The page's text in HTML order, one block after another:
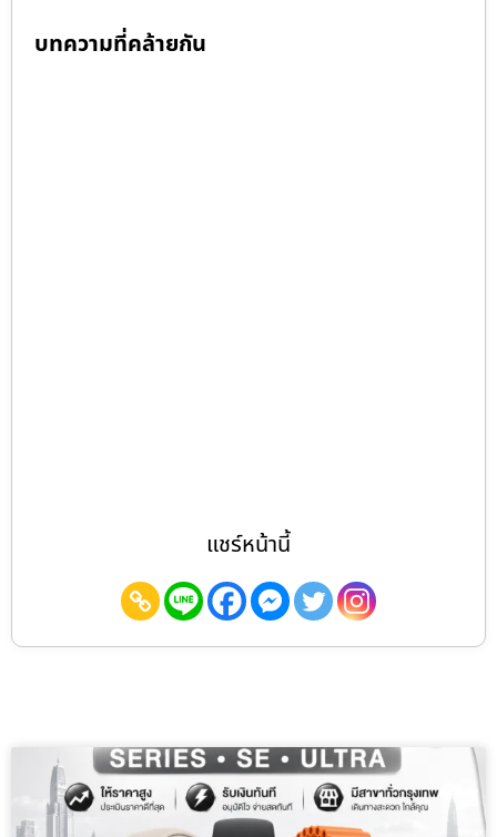
บทความที่คล้ายกัน
แชร์หน้านี้